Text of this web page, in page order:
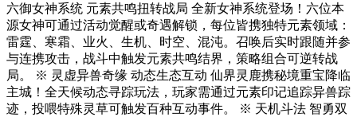
六御女神系统 元素共鸣扭转战局 全新女神系统登场！六位本
源女神可通过活动觉醒或奇遇解锁，每位皆携独特元素领域：
雷霆、寒霜、业火、生机、时空、混沌。召唤后实时跟随并参
与连携攻击，战斗中触发元素共鸣结界，策略组合可逆转战
局。 ※ 灵虚异兽奇缘 动态生态互动 仙界灵鹿携秘境重宝降临
主城！全天候动态寻踪玩法，玩家需通过元素印记追踪异兽踪
迹，投喂特殊灵草可触发百种互动事件。 ※ 天机斗法 智勇双